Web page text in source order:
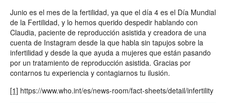
Junio es el mes de la fertilidad, ya que el día 4 es el Día Mundial
de la Fertilidad, y lo hemos querido despedir hablando con
Claudia, paciente de reproducción asistida y creadora de una
cuenta de Instagram desde la que habla sin tapujos sobre la
infertilidad y desde la que ayuda a mujeres que están pasando
por un tratamiento de reproducción asistida. Gracias por
contarnos tu experiencia y contagiarnos tu ilusión.
[1] https://www.who.int/es/news-room/fact-sheets/detail/infertility